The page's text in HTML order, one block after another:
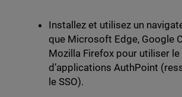
Installez et utilisez un
que Microsoft Edge, Google
Mozilla Firefox pour utiliser
d’applications AuthPoint
le SSO).